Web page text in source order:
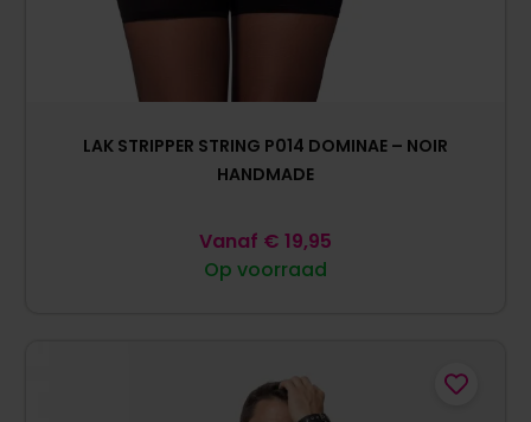
LAK STRIPPER STRING P014 DOMINAE – NOIR
HANDMADE
Op voorraad
Vanaf € 19,95